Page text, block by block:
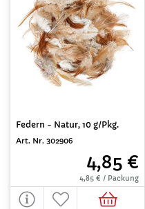
Federn - Natur, 10 g/Pkg.
Art. Nr. 302906
4,85 €
4,85 € / Packung